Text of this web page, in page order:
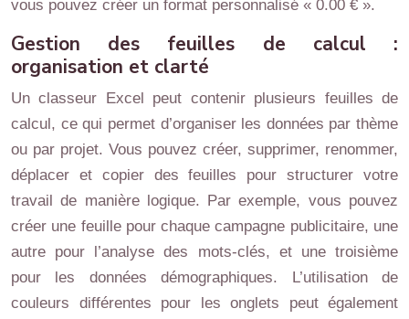
vous pouvez créer un format personnalisé « 0.00 € ».
Gestion des feuilles de calcul :
organisation et clarté
Un classeur Excel peut contenir plusieurs feuilles de
calcul, ce qui permet d’organiser les données par thème
ou par projet. Vous pouvez créer, supprimer, renommer,
déplacer et copier des feuilles pour structurer votre
travail de manière logique. Par exemple, vous pouvez
créer une feuille pour chaque campagne publicitaire, une
autre pour l’analyse des mots-clés, et une troisième
pour les données démographiques. L’utilisation de
couleurs différentes pour les onglets peut également